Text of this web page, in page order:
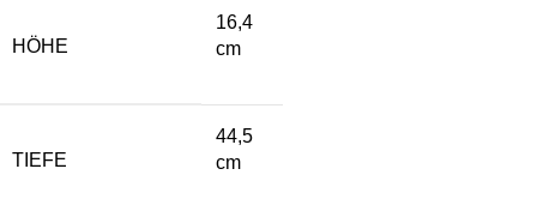
HÖHE
16,4
cm
TIEFE
44,5
cm